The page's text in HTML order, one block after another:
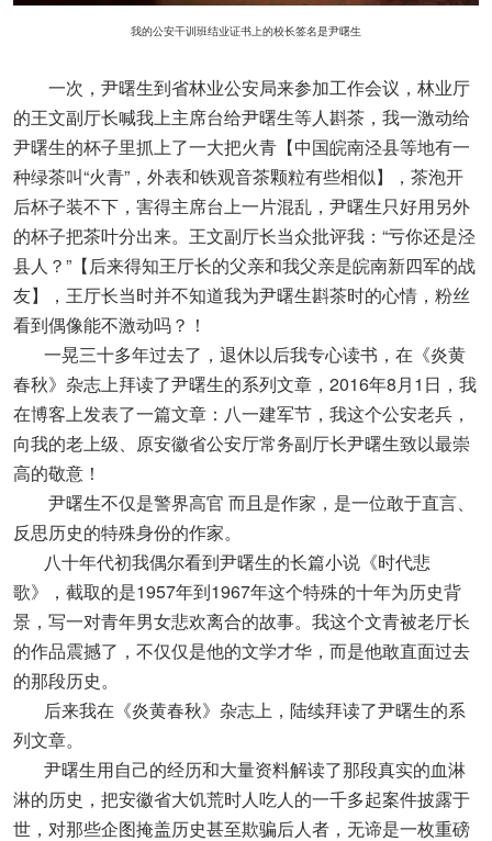
我的公安干训班结业证书上的校长签名是尹曙生
一次，尹曙生到省林业公安局来参加工作会议，林业厅
的王文副厅长喊我上主席台给尹曙生等人斟茶，我一激动给
尹曙生的杯子里抓上了一大把火青【中国皖南泾县等地有一
种绿茶叫“火青”，外表和铁观音茶颗粒有些相似】，茶泡开
后杯子装不下，害得主席台上一片混乱，尹曙生只好用另外
的杯子把茶叶分出来。王文副厅长当众批评我：“亏你还是泾
县人？”【后来得知王厅长的父亲和我父亲是皖南新四军的战
友】，王厅长当时并不知道我为尹曙生斟茶时的心情，粉丝
看到偶像能不激动吗？！
一晃三十多年过去了，退休以后我专心读书，在《炎黄
春秋》杂志上拜读了尹曙生的系列文章，2016年8月1日，我
在博客上发表了一篇文章：八一建军节，我这个公安老兵，
向我的老上级、原安徽省公安厅常务副厅长尹曙生致以最崇
高的敬意！
尹曙生不仅是警界高官 而且是作家，是一位敢于直言、
反思历史的特殊身份的作家。
八十年代初我偶尔看到尹曙生的长篇小说《时代悲
歌》，截取的是1957年到1967年这个特殊的十年为历史背
景，写一对青年男女悲欢离合的故事。我这个文青被老厅长
的作品震撼了，不仅仅是他的文学才华，而是他敢直面过去
的那段历史。
后来我在《炎黄春秋》杂志上，陆续拜读了尹曙生的系
列文章。
尹曙生用自己的经历和大量资料解读了那段真实的血淋
淋的历史，把安徽省大饥荒时人吃人的一千多起案件披露于
世，对那些企图掩盖历史甚至欺骗后人者，无谛是一枚重磅